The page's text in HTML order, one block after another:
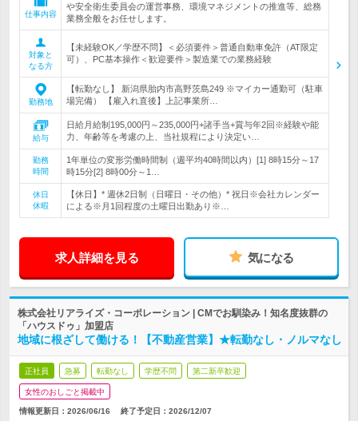
仕事内容
や安全衛生委員会の運営事務、環境マネジメントの推進等、総務
業務全般をお任せします。
対象と
なる方
【未経験OK／学歴不問】＜必須要件＞普通自動車免許（AT限定
可）、PC基本操作＜歓迎要件＞製造業での業務経験
勤務地
【転勤なし】 新潟県胎内市高野茨島249 ※マイカー通勤可（駐車
場完備） 【雇入れ直後】上記事業所…
給与
日給月給制195,000円～235,000円+諸手当+賞与年2回※経験や能
力、年齢等を考慮の上、当社規程により決定い…
勤務
時間
1年単位の変形労働時間制（週平均40時間以内）[1] 8時15分～17
時15分[2] 8時00分～1…
休日
休暇
【休日】* 週休2日制（日曜日・その他）* 祝日※会社カレンダー
による※月1回程度の土曜日出勤あり※…
求人詳細を見る 気になる
株式会社リアライズ・コーポレーション | CMでお馴染み！知名度抜群の
「ハウスドゥ」加盟店
地域に根ざして働ける！【不動産営業】★転勤なし・ノルマなし
正社員 急募 転勤なし 学歴不問 第二新卒歓迎
女性のおしごと掲載中
情報更新日：2026/06/16 終了予定日： 2026/12/07